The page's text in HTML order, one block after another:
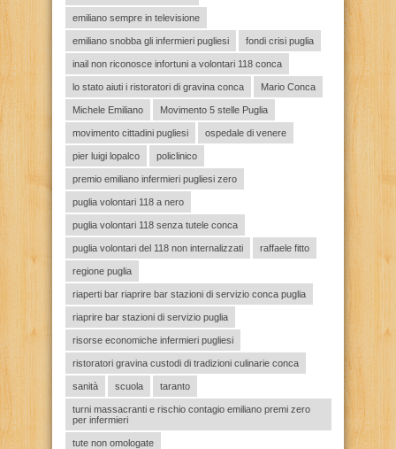
emiliano sempre in televisione
emiliano snobba gli infermieri pugliesi fondi crisi puglia
inail non riconosce infortuni a volontari 118 conca
lo stato aiuti i ristoratori di gravina conca Mario Conca
Michele Emiliano Movimento 5 stelle Puglia
movimento cittadini pugliesi ospedale di venere
pier luigi lopalco policlinico
premio emiliano infermieri pugliesi zero
puglia volontari 118 a nero
puglia volontari 118 senza tutele conca
puglia volontari del 118 non internalizzati raffaele fitto
regione puglia
riaperti bar riaprire bar stazioni di servizio conca puglia
riaprire bar stazioni di servizio puglia
risorse economiche infermieri pugliesi
ristoratori gravina custodi di tradizioni culinarie conca
sanità scuola taranto
turni massacranti e rischio contagio emiliano premi zero
per infermieri
tute non omologate